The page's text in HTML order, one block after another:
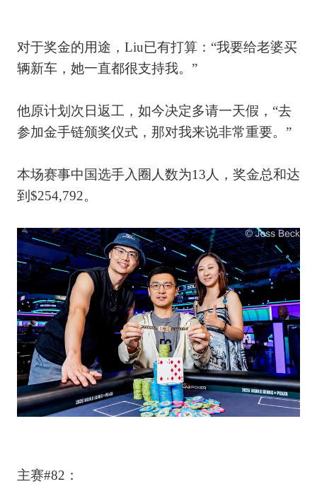
对于奖金的用途，Liu已有打算：“我要给老婆买
辆新车，她一直都很支持我。”
他原计划次日返工，如今决定多请一天假，“去
参加金手链颁奖仪式，那对我来说非常重要。”
本场赛事中国选手入圈人数为13人，奖金总和达
到$254,792。
主赛#82：